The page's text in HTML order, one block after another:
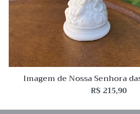
Imagem de Nossa Senhora
R$ 215,90